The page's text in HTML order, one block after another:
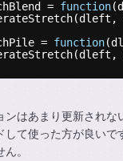
= function
= function
ンはあまり更新されな
して使った方が良いで
。